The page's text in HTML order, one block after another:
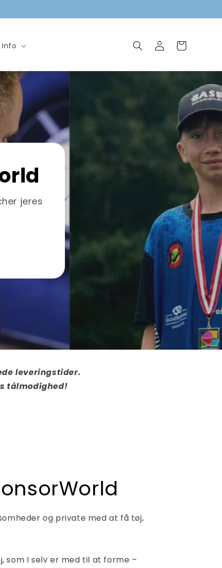
Info
Log
ind
Indkøbskurv
jeres
leveringstider.
tålmodighed!
og private med at få tøj,
som I selv er med til at forme –